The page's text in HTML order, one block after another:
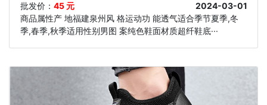
批发价： 45 元
2024-03-01
商品属性产 地福建泉州风 格运动功 能透气适合季节夏季,冬
季,春季,秋季适用性别男图 案纯色鞋面材质超纤鞋底···